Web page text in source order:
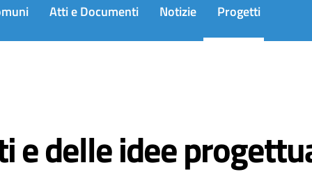
Atti e Documenti Notizie Progetti
e delle idee